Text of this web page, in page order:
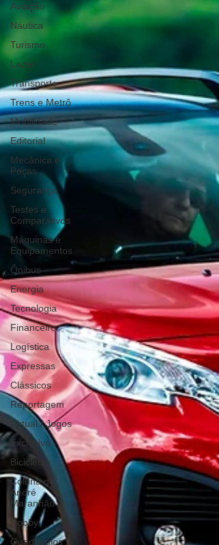
Aviação
Náutica
Turismo
Lazer
Transporte
Trens e Metrô
Mobilidade
Editorial
Mecânica e
Peças
Segurança
Testes e
Comparativos
Máquinas e
Equipamentos
Ônibus
Energia
Tecnologia
Financeiro
Logística
Expressas
Clássicos
Reportagem
Virtual / Jogos
Exclusiva
Bicicletas
Coluna de
André
Maranhão
Hobby
Quadrículos